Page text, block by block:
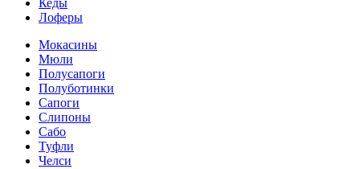
Кеды
Лоферы
Мокасины
Мюли
Полусапоги
Полуботинки
Сапоги
Слипоны
Сабо
Туфли
Челси